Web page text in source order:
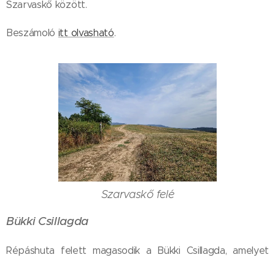
Szarvaskő között.
Beszámoló itt olvasható.
Szarvaskő felé
Bükki Csillagda
Répáshuta felett magasodik a Bükki Csillagda, amelyet